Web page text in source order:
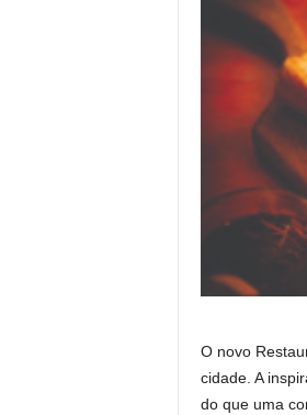
O novo
cidade. A
do que uma